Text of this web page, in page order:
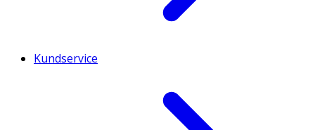
Kundservice